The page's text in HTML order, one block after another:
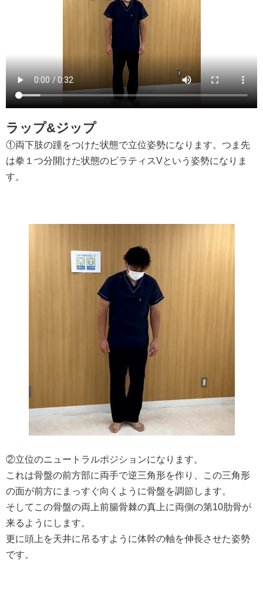
ラップ&ジップ
①両下肢の踵をつけた状態で立位姿勢になります。つま先
は拳１つ分開けた状態のピラティスVという姿勢になりま
す。
②立位のニュートラルポジションになります。
これは骨盤の前方部に両手で逆三角形を作り、この三角形
の面が前方にまっすぐ向くように骨盤を調節します。
そしてこの骨盤の両上前腸骨棘の真上に両側の第10肋骨が
来るようにします。
更に頭上を天井に吊るすように体幹の軸を伸長させた姿勢
です。